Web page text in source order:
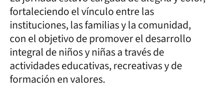
fortaleciendo el vínculo entre las
instituciones, las familias y la comunidad,
con el objetivo de promover el desarrollo
integral de niños y niñas a través de
actividades educativas, recreativas y de
formación en valores.